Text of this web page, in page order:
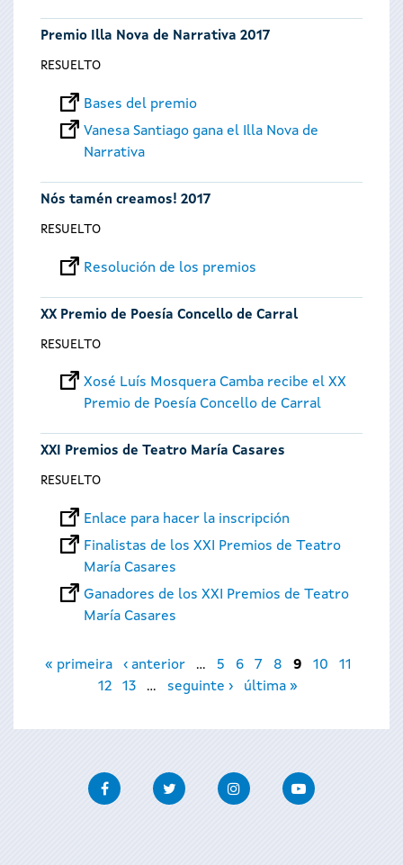
Premio Illa Nova de Narrativa 2017
RESUELTO
Bases del premio
Vanesa Santiago gana el Illa Nova de
Narrativa
Nós tamén creamos! 2017
RESUELTO
Resolución de los premios
XX Premio de Poesía Concello de Carral
RESUELTO
Xosé Luís Mosquera Camba recibe el XX
Premio de Poesía Concello de Carral
XXI Premios de Teatro María Casares
RESUELTO
Enlace para hacer la inscripción
Finalistas de los XXI Premios de Teatro
María Casares
Ganadores de los XXI Premios de Teatro
María Casares
Páginas
« primeira ‹ anterior … 5 6 7 8 9 10
11
12
13 … seguinte › última »
FacebookTwitter InstagramYoutube